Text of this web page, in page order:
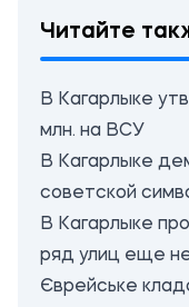
Читайте
В Кагарлыке
млн. на ВСУ
В Кагарлыке
советской
В Кагарлыке
ряд улиц еще
Єврейське